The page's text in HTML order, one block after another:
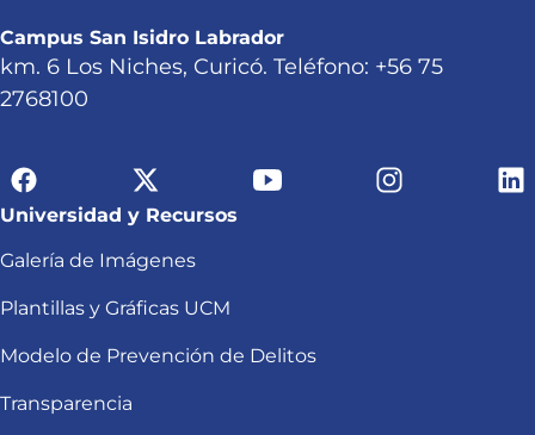
Campus San Isidro Labrador
km. 6 Los Niches, Curicó. Teléfono: +56 75
2768100
Universidad y Recursos
Galería de Imágenes
Plantillas y Gráficas UCM
Modelo de Prevención de Delitos
Transparencia